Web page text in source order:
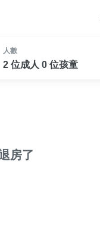
人數
2 位成人 0 位孩童
房了